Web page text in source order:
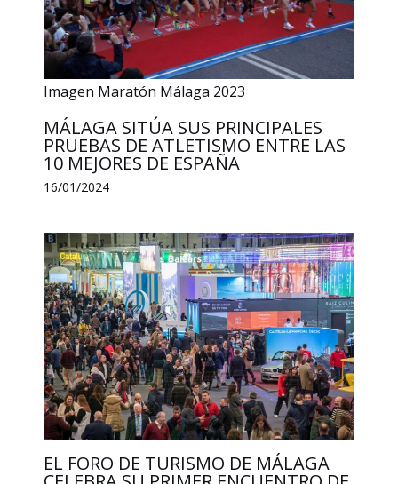
Imagen Maratón Málaga 2023
MÁLAGA SITÚA SUS PRINCIPALES
PRUEBAS DE ATLETISMO ENTRE LAS
10 MEJORES DE ESPAÑA
16/01/2024
EL FORO DE TURISMO DE MÁLAGA